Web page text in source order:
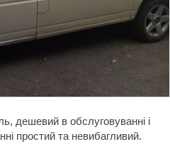
дешевий в обслуговуванні і
простий та невибагливий.